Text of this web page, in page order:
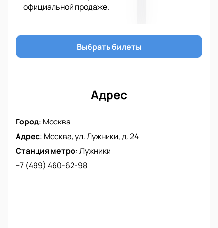
официальной продаже.
Выбрать билеты
Адрес
Город: Москва
Адрес: Москва, ул. Лужники, д. 24
Станция метро:Лужники
+7 (499) 460-62-98